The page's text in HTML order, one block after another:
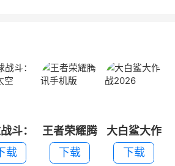
斗：
太空
载
王者荣耀腾
讯手机版
下载
大白鲨大作
战2026
下载